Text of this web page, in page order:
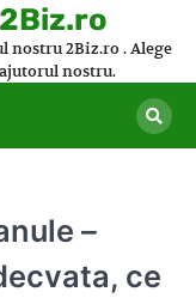
nostru 2Biz.ro . Alege
nostru.
–
ce